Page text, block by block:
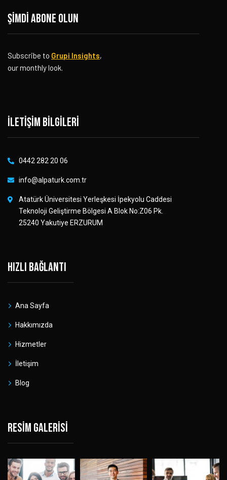
Şimdi abone olun
Subscribe to Grupi Insights,
our monthly look.
İletişim bilgileri
0442 282 20 06
info@alpaturk.com.tr
Atatürk Üniversitesi Yerleşkesi İpekyolu Caddesi
Teknoloji Geliştirme Bölgesi A Blok No:Z06 Pk.
25240 Yakutiye ERZURUM
Hızlı bağlantı
Ana Sayfa
Hakkımızda
Hizmetler
İletişim
Blog
Resim galerisi